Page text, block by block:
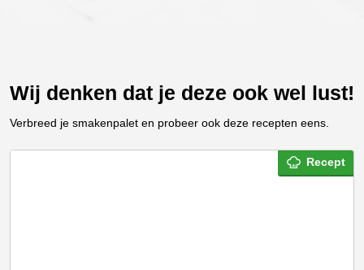
Wij denken dat je deze ook wel lust!
Verbreed je smakenpalet en probeer ook deze recepten eens.
Recept